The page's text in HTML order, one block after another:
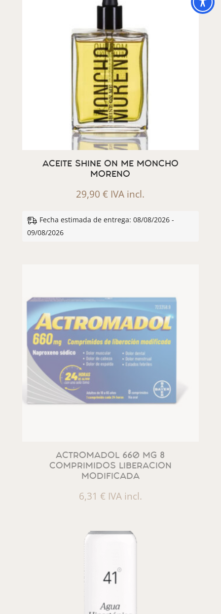
ACEITE SHINE ON ME MONCHO
MORENO
29,90€ IVA incl.
Fecha estimada de entrega: 08/08/2026 -
09/08/2026
ACTROMADOL 660 MG 8
COMPRIMIDOS LIBERACION
MODIFICADA
6,31 € IVA incl.